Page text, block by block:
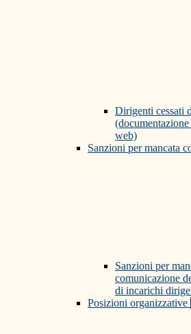
Dirigenti cessati
web)
Sanzioni per mancata
Sanzioni per
comunicazione
di incarichi
Posizioni organizzative